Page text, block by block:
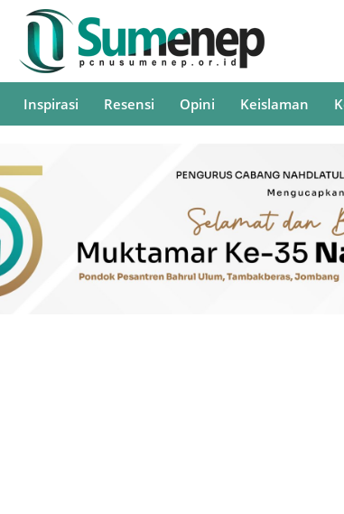
Inspirasi Resensi Opini Keislaman